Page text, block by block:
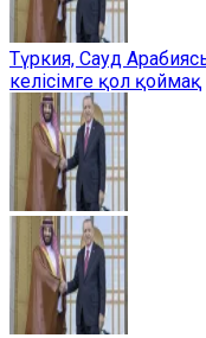
Түркия, Сауд
келісімге қол қоймақ